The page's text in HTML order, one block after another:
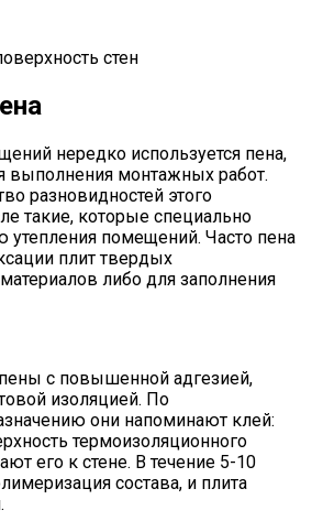
стен
нередко используется пена,
выполнения монтажных работ.
разновидностей этого
такие, которые специально
утепления помещений. Часто пена
плит твердых
либо для заполнения
с повышенной адгезией,
изоляцией. По
они напоминают клей:
термоизоляционного
его к стене. В течение 5-10
состава, и плита